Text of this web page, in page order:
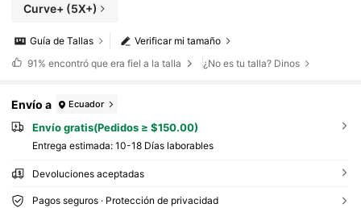
Curve+ (5X+)
Verificar mi tamaño
Guía de Tallas
91% encontró que era fiel a la talla ¿No es tu talla? Dinos
Envío a Ecuador
Envío gratis(Pedidos ≥ $150.00)
Entrega estimada: 10-18 Días laborables
Devoluciones aceptadas
Pagos seguros · Protección de privacidad